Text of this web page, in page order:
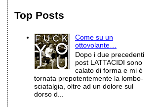
Top Posts
Come su un
ottovolante…
Dopo i due precedenti
post LATTACIDI sono
calato di forma e mi è
tornata prepotentemente la lombo-
sciatalgia, oltre ad un dolore sul
dorso d...